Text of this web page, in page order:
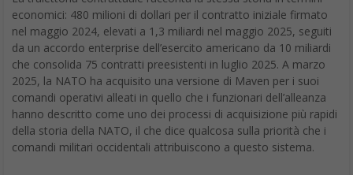
economici: 480 milioni di dollari per il contratto iniziale firmato
nel maggio 2024, elevati a 1,3 miliardi nel maggio 2025, seguiti
da un accordo enterprise dell’esercito americano da 10 miliardi
che consolida 75 contratti preesistenti in luglio 2025. A marzo
2025, la NATO ha acquisito una versione di Maven per i suoi
comandi operativi alleati in quello che i funzionari dell’alleanza
hanno descritto come uno dei processi di acquisizione più rapidi
della storia della NATO, il che dice qualcosa sulla priorità che i
comandi militari occidentali attribuiscono a questo sistema.